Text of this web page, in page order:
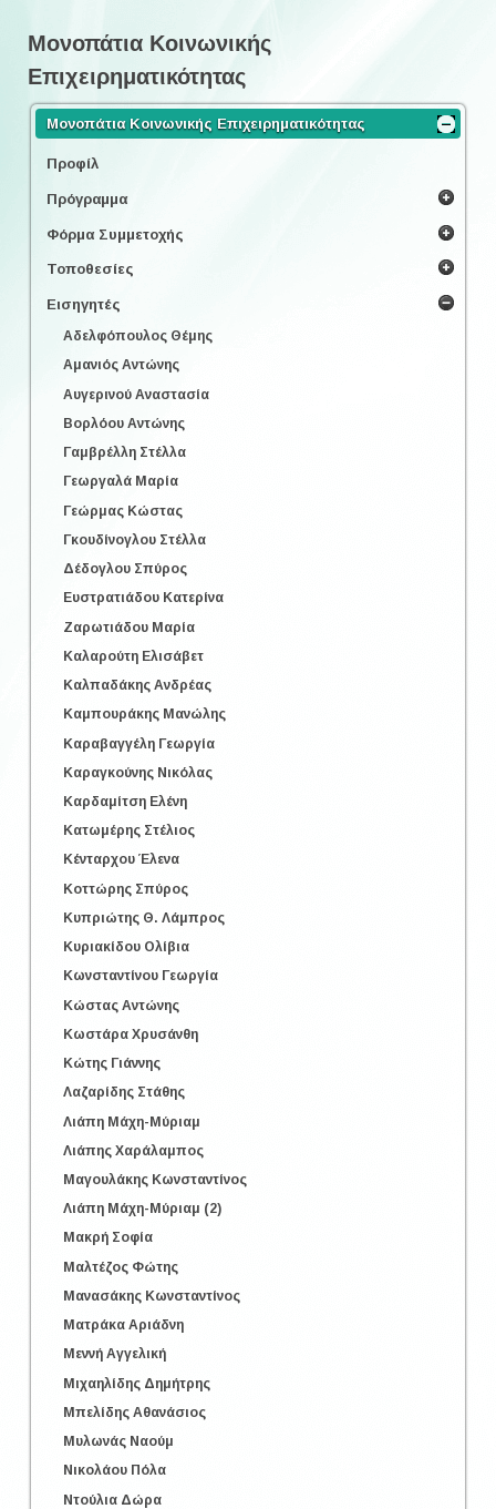
Μονοπάτια Κοινωνικής
Επιχειρηματικότητας
Μονοπάτια Κοινωνικής Επιχειρηματικότητας
Προφίλ
Πρόγραμμα
Φόρμα Συμμετοχής
Τοποθεσίες
Εισηγητές
Αδελφόπουλος Θέμης
Αμανιός Αντώνης
Αυγερινού Αναστασία
Βορλόου Αντώνης
Γαμβρέλλη Στέλλα
Γεωργαλά Μαρία
Γεώρμας Κώστας
Γκουδίνογλου Στέλλα
Δέδογλου Σπύρος
Ευστρατιάδου Κατερίνα
Ζαρωτιάδου Μαρία
Καλαρούτη Ελισάβετ
Καλπαδάκης Ανδρέας
Καμπουράκης Μανώλης
Καραβαγγέλη Γεωργία
Καραγκούνης Νικόλας
Καρδαμίτση Ελένη
Κατωμέρης Στέλιος
Κένταρχου Έλενα
Κοττώρης Σπύρος
Κυπριώτης Θ. Λάμπρος
Κυριακίδου Ολίβια
Κωνσταντίνου Γεωργία
Κώστας Αντώνης
Κωστάρα Χρυσάνθη
Κώτης Γιάννης
Λαζαρίδης Στάθης
Λιάπη Mάχη-Μύριαμ
Λιάπης Χαράλαμπος
Μαγουλάκης Κωνσταντίνος
Λιάπη Mάχη-Μύριαμ (2)
Μακρή Σοφία
Μαλτέζος Φώτης
Μανασάκης Κωνσταντίνος
Ματράκα Αριάδνη
Μεννή Αγγελική
Μιχαηλίδης Δημήτρης
Μπελίδης Αθανάσιος
Μυλωνάς Ναούμ
Νικολάου Πόλα
Ντούλια Δώρα